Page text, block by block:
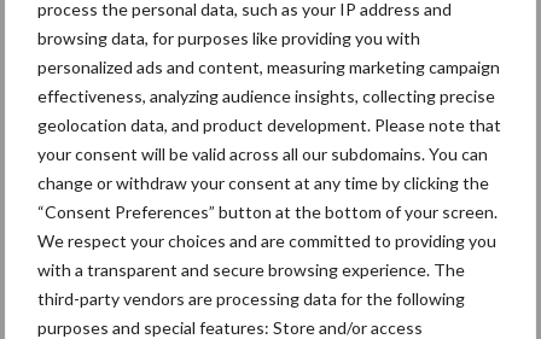
process the personal data, such as your IP address and
browsing data, for purposes like providing you with
personalized ads and content, measuring marketing campaign
effectiveness, analyzing audience insights, collecting precise
geolocation data, and product development. Please note that
your consent will be valid across all our subdomains. You can
change or withdraw your consent at any time by clicking the
“Consent Preferences” button at the bottom of your screen.
We respect your choices and are committed to providing you
with a transparent and secure browsing experience. The
third-party vendors are processing data for the following
purposes and special features: Store and/or access
5 aug
Albourgh Tyres breidt uit naar
nieuwe marktsegmenten
5 aug
Caterpillar breidt gamma
elektrische bulldozers uit
5 aug
Komatsu HM460-6 knikdumper legt
lat opnieuw hoger